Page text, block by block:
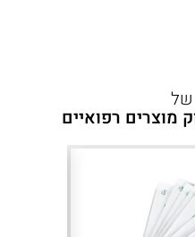
של
מוצרים רפואיים